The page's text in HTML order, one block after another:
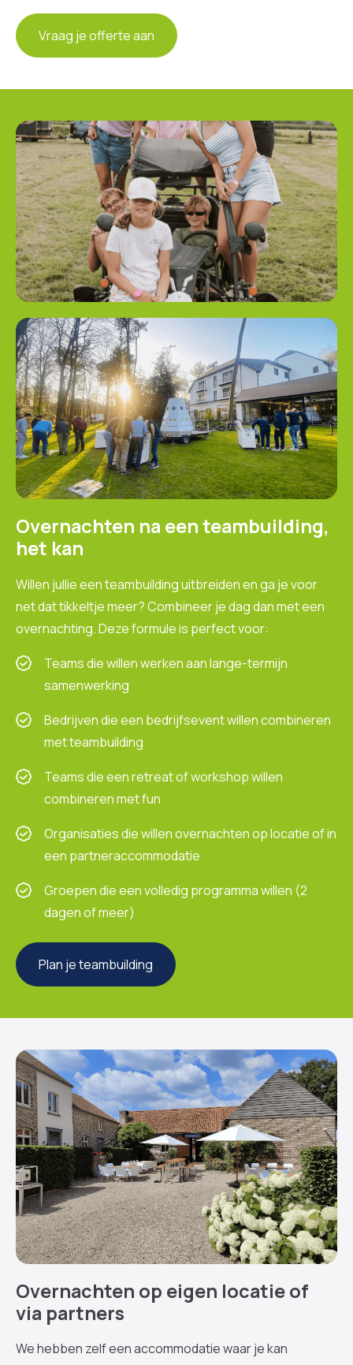
Vraag je offerte aan
Overnachten na een teambuilding,
het kan
Willen jullie een teambuilding uitbreiden en ga je voor
net dat tikkeltje meer? Combineer je dag dan met een
overnachting. Deze formule is perfect voor:
Teams die willen werken aan lange-termijn
samenwerking
Bedrijven die een bedrijfsevent willen combineren
met teambuilding
Teams die een retreat of workshop willen
combineren met fun
Organisaties die willen overnachten op locatie of in
een partneraccommodatie
Groepen die een volledig programma willen (2
dagen of meer)
Plan je teambuilding
Overnachten op eigen locatie of
via partners
We hebben zelf een accommodatie waar je kan